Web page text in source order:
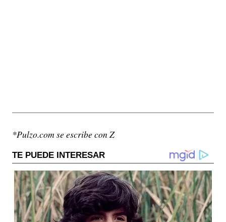
*Pulzo.com se escribe con Z